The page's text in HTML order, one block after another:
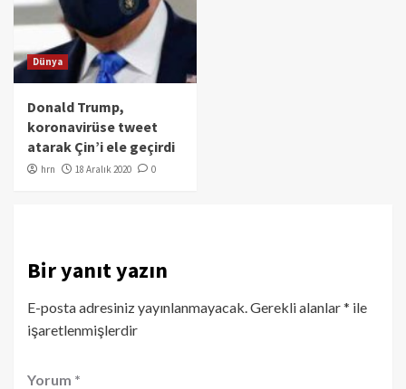
Dünya
Donald Trump,
koronavirüse tweet
atarak Çin’i ele geçirdi
hrn 18 Aralık 2020 0
Bir yanıt yazın
E-posta adresiniz yayınlanmayacak. Gerekli alanlar* ile
işaretlenmişlerdir
Yorum *